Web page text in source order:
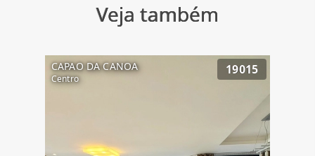
Veja também
CAPAO DA CANOA
Centro
19015